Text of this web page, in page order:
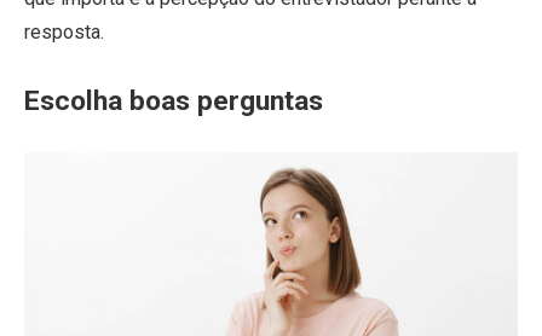
resposta.
Escolha boas perguntas